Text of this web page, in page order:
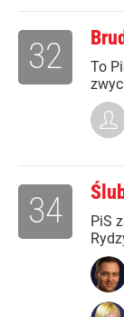
To
32
PiS
34